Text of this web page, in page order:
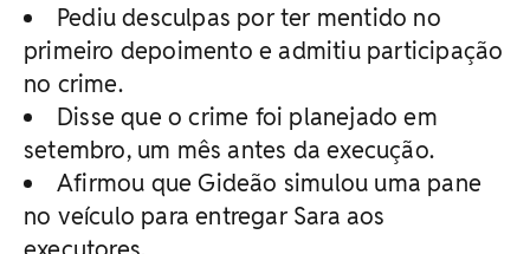
Pediu desculpas por ter mentido no
primeiro depoimento e admitiu participação
no crime.
Disse que o crime foi planejado em
setembro, um mês antes da execução.
Afirmou que Gideão simulou uma pane
no veículo para entregar Sara aos